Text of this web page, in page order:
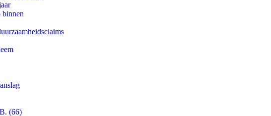
binnen
(66)